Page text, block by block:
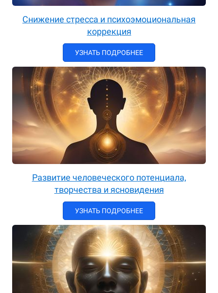
Снижение стресса и психоэмоциональная
коррекция
УЗНАТЬ ПОДРОБНЕЕ
Развитие человеческого потенциала,
творчества и ясновидения
УЗНАТЬ ПОДРОБНЕЕ